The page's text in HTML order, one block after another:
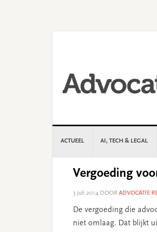
ACTUEEL AI, TECH & LEGAL
Vergoeding
3 juli 2014 DOOR ADVOCATIE
De vergoeding die
niet omlaag. Dat blijkt